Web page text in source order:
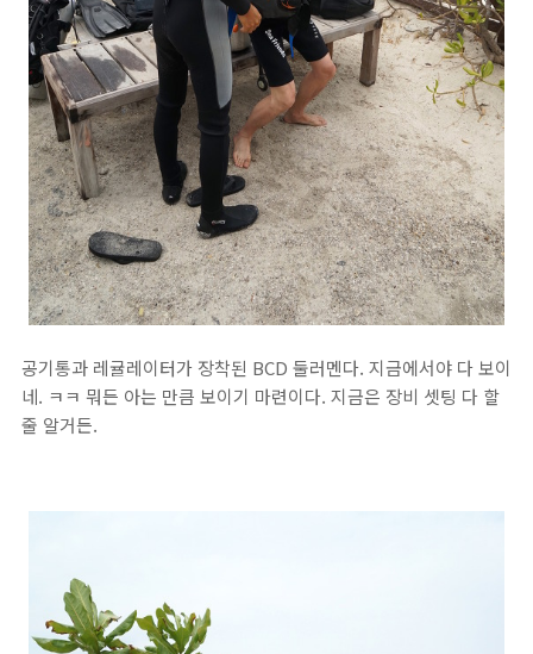
공기통과 레귤레이터가 장착된 BCD 둘러멘다. 지금에서야 다 보이
네. ㅋㅋ 뭐든 아는 만큼 보이기 마련이다. 지금은 장비 셋팅 다 할
줄 알거든.